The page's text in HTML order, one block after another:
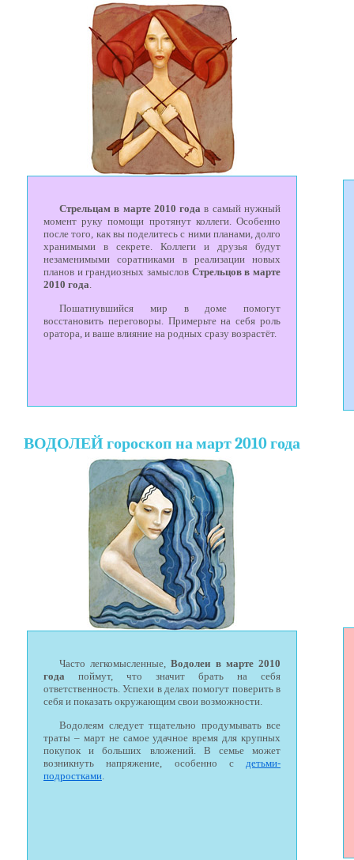
Стрельцам в марте 2010 года в самый нужный
момент руку помощи протянут коллеги. Особенно
после того, как вы поделитесь с ними планами, долго
хранимыми в секрете. Коллеги и друзья будут
незаменимыми соратниками в реализации новых
планов и грандиозных замыслов Стрельцов в марте
2010 года.
Пошатнувшийся мир в доме помогут
восстановить переговоры. Примерьте на себя роль
оратора, и ваше влияние на родных сразу возрастёт.
ВОДОЛЕЙ гороскоп на март 2010 года
Часто легкомысленные,Водолеи в марте 2010
года поймут, что значит брать на себя
ответственность. Успехи в делах помогут поверить в
себя и показать окружающим свои возможности.
Водолеям следует тщательно продумывать все
траты – март не самое удачное время для крупных
покупок и больших вложений. В семье может
возникнуть напряжение, особенно с детьми-
подростками